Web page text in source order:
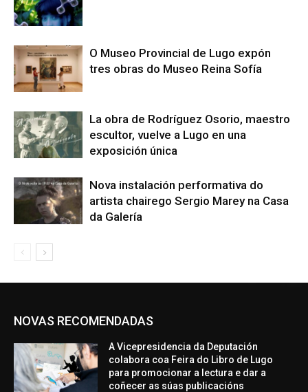
O Museo Provincial de Lugo expón
tres obras do Museo Reina Sofía
La obra de Rodríguez Osorio, maestro
escultor, vuelve a Lugo en una
exposición única
Nova instalación performativa do
artista chairego Sergio Marey na Casa
da Galería
NOVAS RECOMENDADAS
A Vicepresidencia da Deputación
colabora coa Feira do Libro de Lugo
para promocionar a lectura e dar a
coñecer as súas publicacións